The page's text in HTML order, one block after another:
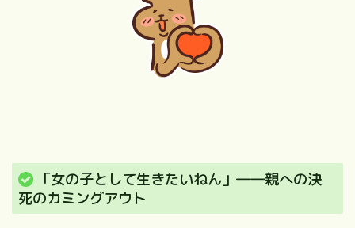
「女の子として生きたいねん」――親への決
死のカミングアウト